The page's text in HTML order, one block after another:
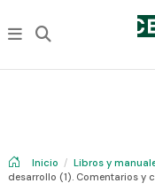
Inicio Libros y
desarrollo (1). Comentarios y